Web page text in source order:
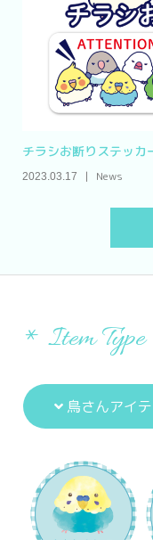
チラシお断りステッカ
2023.03.17 News
* Item
鳥さんアイ